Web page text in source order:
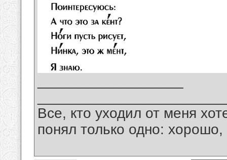
Все, кто уходил от меня
понял только одно: